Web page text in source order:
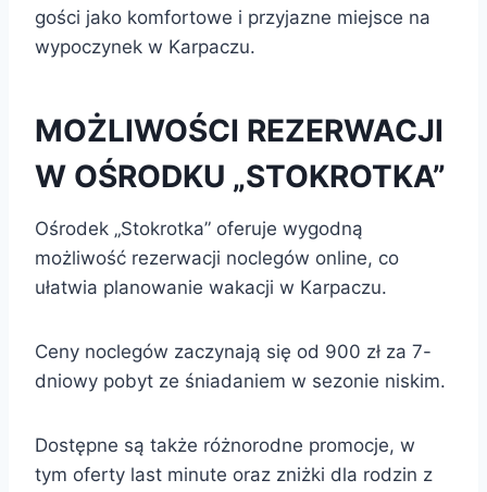
gości jako komfortowe i przyjazne miejsce na
wypoczynek w Karpaczu.
MOŻLIWOŚCI REZERWACJI
W OŚRODKU „STOKROTKA”
Ośrodek „Stokrotka” oferuje wygodną
możliwość rezerwacji noclegów online, co
ułatwia planowanie wakacji w Karpaczu.
Ceny noclegów zaczynają się od 900 zł za 7-
dniowy pobyt ze śniadaniem w sezonie niskim.
Dostępne są także różnorodne promocje, w
tym oferty last minute oraz zniżki dla rodzin z